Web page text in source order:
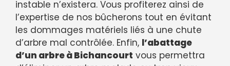
instable n’existera. Vous profiterez ainsi de
l’expertise de nos bûcherons tout en évitant
les dommages matériels liés à une chute
d’arbre mal contrôlée. Enfin, l’abattage
d’un arbre à Bichancourt vous permettra